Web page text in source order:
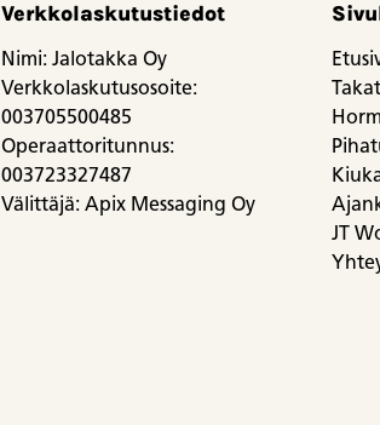
Verkkolaskutustiedot
Nimi: Jalotakka Oy
Verkkolaskutusosoite:
003705500485
Operaattoritunnus:
003723327487
Välittäjä: Apix Messaging Oy
JT